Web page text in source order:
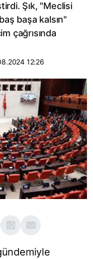
Şık, "Meclisi
başa kalsın"
çağrısında
12:26